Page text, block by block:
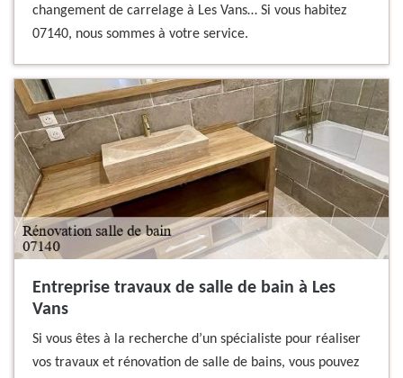
changement de carrelage à Les Vans… Si vous habitez
07140, nous sommes à votre service.
Entreprise travaux de salle de bain à Les
Vans
Si vous êtes à la recherche d’un spécialiste pour réaliser
vos travaux et rénovation de salle de bains, vous pouvez